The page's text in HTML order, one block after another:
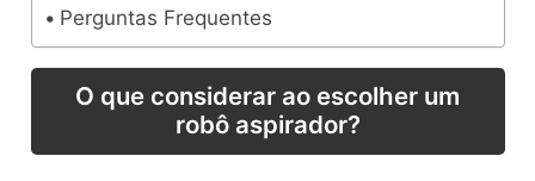
Perguntas Frequentes
O que considerar ao escolher um
robô aspirador?